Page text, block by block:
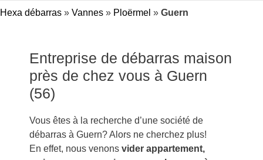
Hexa débarras » Vannes » Ploërmel » Guern
Entreprise de débarras maison
près de chez vous à Guern
(56)
Vous êtes à la recherche d’une société de
débarras à Guern? Alors ne cherchez plus!
En effet, nous venons vider appartement,